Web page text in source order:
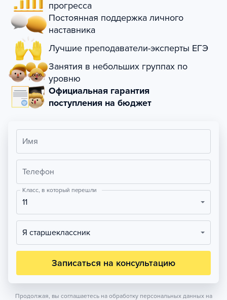
прогресса
Постоянная поддержка личного
наставника
Лучшие преподаватели-эксперты ЕГЭ
Занятия в небольших группах по
уровню
Официальная гарантия
поступления на бюджет
Имя
Телефон
Класс, в который перешли
11
Я старшеклассник
Записаться на консультацию
Продолжая, вы соглашаетесь на обработку персональных данных на